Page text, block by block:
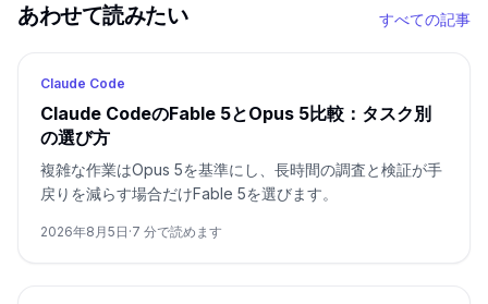
あわせて読みたい すべての記事
Claude Code
Claude CodeのFable 5とOpus 5比較：タスク別
の選び方
複雑な作業はOpus 5を基準にし、長時間の調査と検証が手
戻りを減らす場合だけFable 5を選びます。
2026年8月5日 ·7 分で読めます